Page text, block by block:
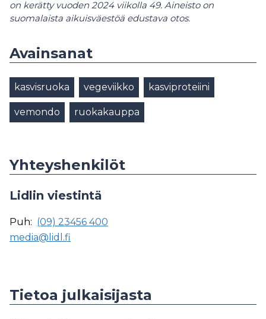
on kerätty vuoden 2024 viikolla 49. Aineisto on
suomalaista aikuisväestöä edustava otos.
Avainsanat
kasvisruoka vegeviikko kasviproteiini
vemondo ruokakauppa
Yhteyshenkilöt
Lidlin viestintä
Puh: (09) 23456 400
media@lidl.fi
Tietoa julkaisijasta